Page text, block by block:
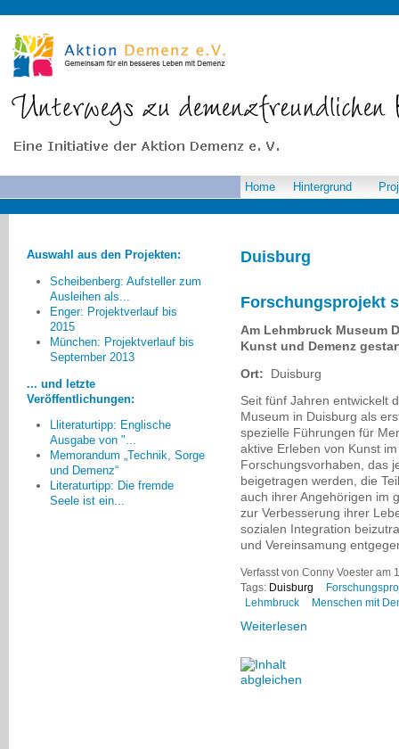
Duisburg
Forschungsprojekt
Am Lehmbruck Museum
Kunst und Demenz
Ort:
Duisburg
Seit fünf Jahren entwickelt
Museum in Duisburg als
spezielle Führungen für
aktive Erleben von Kunst
Forschungsvorhaben, das
beigetragen werden, die
auch ihrer Angehörigen im
zur Verbesserung ihrer
sozialen Integration
und Vereinsamung
Verfasst von Conny Voester am
Tags: Duisburg
Lehmbruck
Menschen mit
Weiterlesen
Home Hintergrund
Auswahl aus den Projekten:
Scheibenberg: Aufsteller zum
Ausleihen als...
Enger: Projektverlauf bis
2015
München: Projektverlauf bis
September 2013
... und letzte
Veröffentlichungen:
Lliteraturtipp: Englische
Ausgabe von "...
Memorandum „Technik, Sorge
und Demenz“
Literaturtipp: Die fremde
Seele ist ein...
Die Teilnehmer mit und ohne
Demenz begegneten sich auf
Demenz konnten sich als
kompetent in der Weitergabe Ihrer
Erinnerungen und fachlichen
Kenntnisse erleben und die
jüngeren Teilnehmer profitierten
von den Augenzeugenberichten.
Bruna Wernet, Friedrichshafen